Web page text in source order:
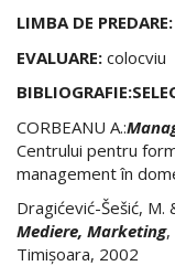
LIMBA DE PREDARE:
EVALUARE: colocviu
CORBEANU A.:
Centrului pentru
management în
Dragićević-Šešić, M.
Mediere, Marketing,
Timişoara, 2002